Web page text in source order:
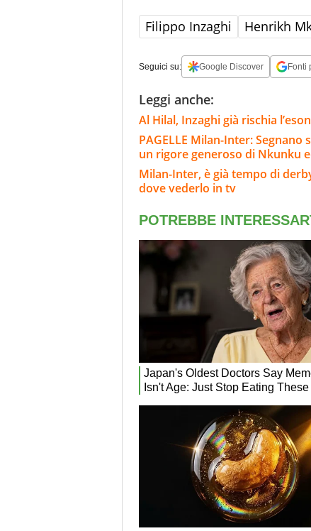
Filippo Inzaghi Henrikh
Seguici su: Google Discover Fonti
Leggi anche:
Al Hilal, Inzaghi già rischia
PAGELLE Milan-Inter:
un rigore generoso di Nkunku
Milan-Inter, è già tempo di
dove vederlo in tv